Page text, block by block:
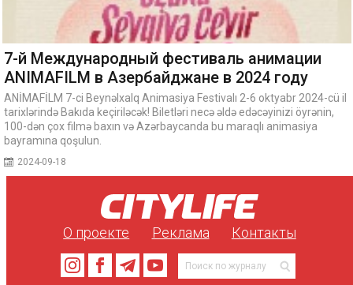
7-й Международный фестиваль анимации
ANIMAFILM в Азербайджане в 2024 году
ANİMAFİLM 7-ci Beynəlxalq Animasiya Festivalı 2-6 oktyabr 2024-cü il
tarixlərində Bakıda keçiriləcək! Biletləri necə əldə edəcəyinizi öyrənin,
100-dən çox filmə baxın və Azərbaycanda bu maraqlı animasiya
bayramına qoşulun.
2024-09-18
О проекте Реклама Контакты